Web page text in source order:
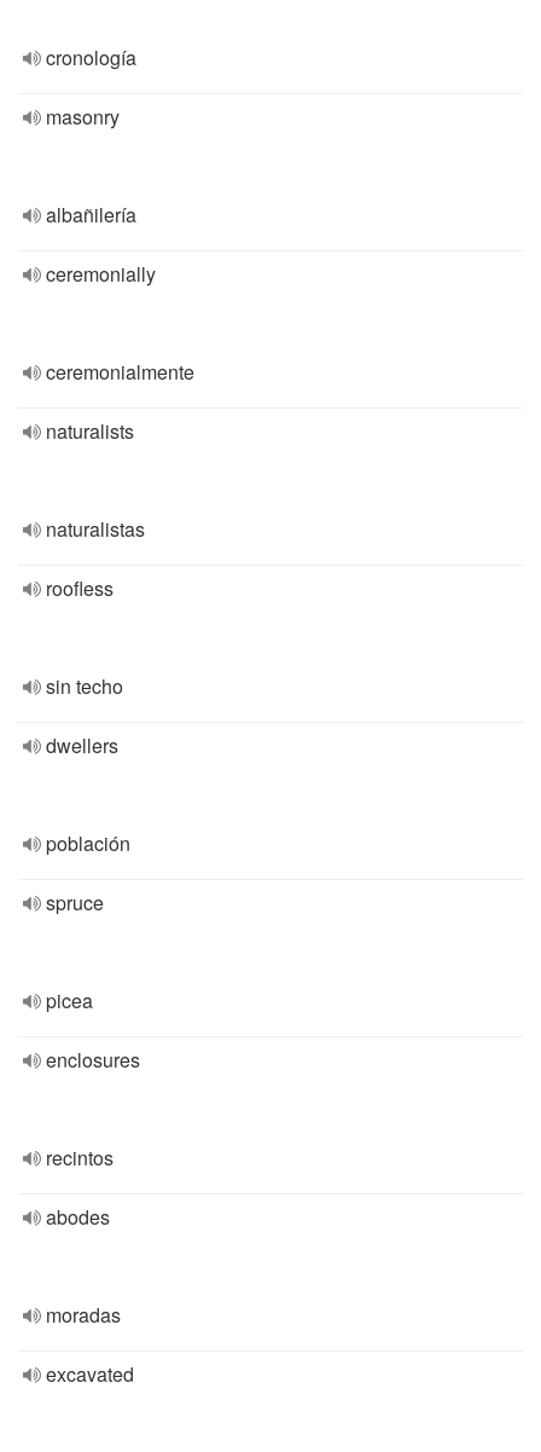
cronología
masonry
albañilería
ceremonially
ceremonialmente
naturalists
naturalistas
roofless
sin techo
dwellers
población
spruce
picea
enclosures
recintos
abodes
moradas
excavated